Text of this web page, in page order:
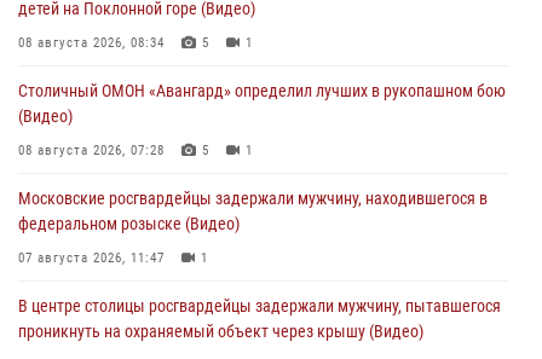
детей на Поклонной горе (Видео)
08 августа 2026, 08:34 5 1
Столичный ОМОН «Авангард» определил лучших в рукопашном бою
(Видео)
08 августа 2026, 07:28 5 1
Московские росгвардейцы задержали мужчину, находившегося в
федеральном розыске (Видео)
07 августа 2026, 11:47 1
В центре столицы росгвардейцы задержали мужчину, пытавшегося
проникнуть на охраняемый объект через крышу (Видео)